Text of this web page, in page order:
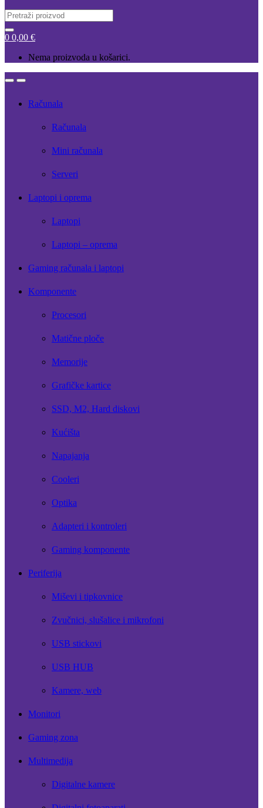
Search
for:
0 0,00 €
Nema proizvoda u košarici.
OpenClose
Računala
Računala
Mini računala
Serveri
Laptopi i oprema
Laptopi
Laptopi – oprema
Gaming računala i laptopi
Komponente
Procesori
Matične ploče
Memorije
Grafičke kartice
SSD, M2, Hard diskovi
Kućišta
Napajanja
Cooleri
Optika
Adapteri i kontroleri
Gaming komponente
Periferija
Miševi i tipkovnice
Zvučnici, slušalice i mikrofoni
USB stickovi
USB HUB
Kamere, web
Monitori
Gaming zona
Multimedija
Digitalne kamere